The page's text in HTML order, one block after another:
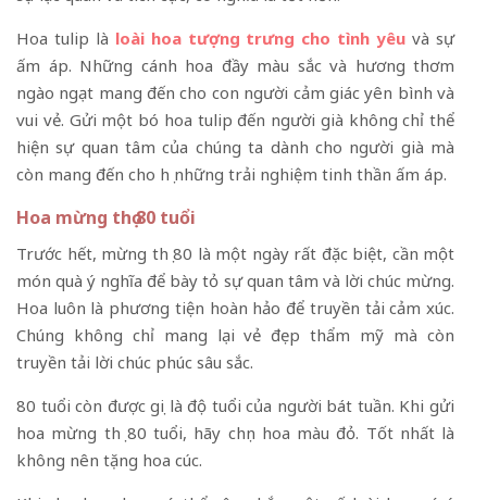
Hoa tulip là loài hoa tượng trưng cho tình yêu và sự
ấm áp. Những cánh hoa đầy màu sắc và hương thơm
ngào ngạt mang đến cho con người cảm giác yên bình và
vui vẻ. Gửi một bó hoa tulip đến người già không chỉ thể
hiện sự quan tâm của chúng ta dành cho người già mà
còn mang đến cho họ những trải nghiệm tinh thần ấm áp.
Hoa mừng thọ 80 tuổi
Trước hết, mừng thọ 80 là một ngày rất đặc biệt, cần một
món quà ý nghĩa để bày tỏ sự quan tâm và lời chúc mừng.
Hoa luôn là phương tiện hoàn hảo để truyền tải cảm xúc.
Chúng không chỉ mang lại vẻ đẹp thẩm mỹ mà còn
truyền tải lời chúc phúc sâu sắc.
80 tuổi còn được gọi là độ tuổi của người bát tuần. Khi gửi
hoa mừng thọ 80 tuổi, hãy chọn hoa màu đỏ. Tốt nhất là
không nên tặng hoa cúc.